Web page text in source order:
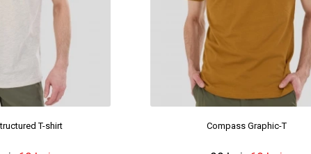
T-shirt Compass Graphic-T